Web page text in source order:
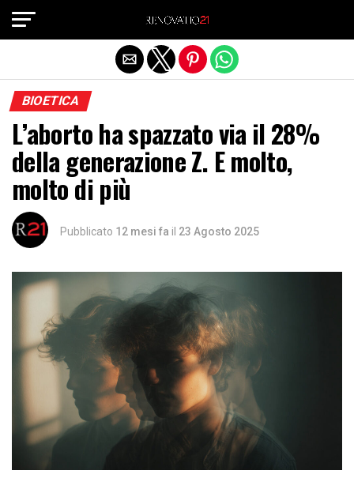
BIOETICA
L’aborto ha spazzato via il 28%
della generazione Z. E molto,
molto di più
Pubblicato 12 mesi fa il 23 Agosto 2025
Exit mobile version